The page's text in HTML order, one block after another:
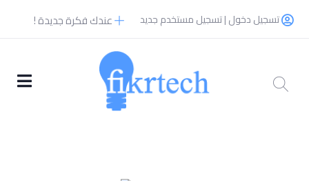
تسجيل دخول | تسجيل مستخدم جديد عندك فكرة جديدة !